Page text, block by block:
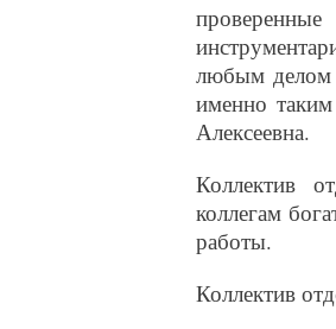
любым делом
именно
Алексеевна.
Коллектив
коллегам
работы.
Коллектив